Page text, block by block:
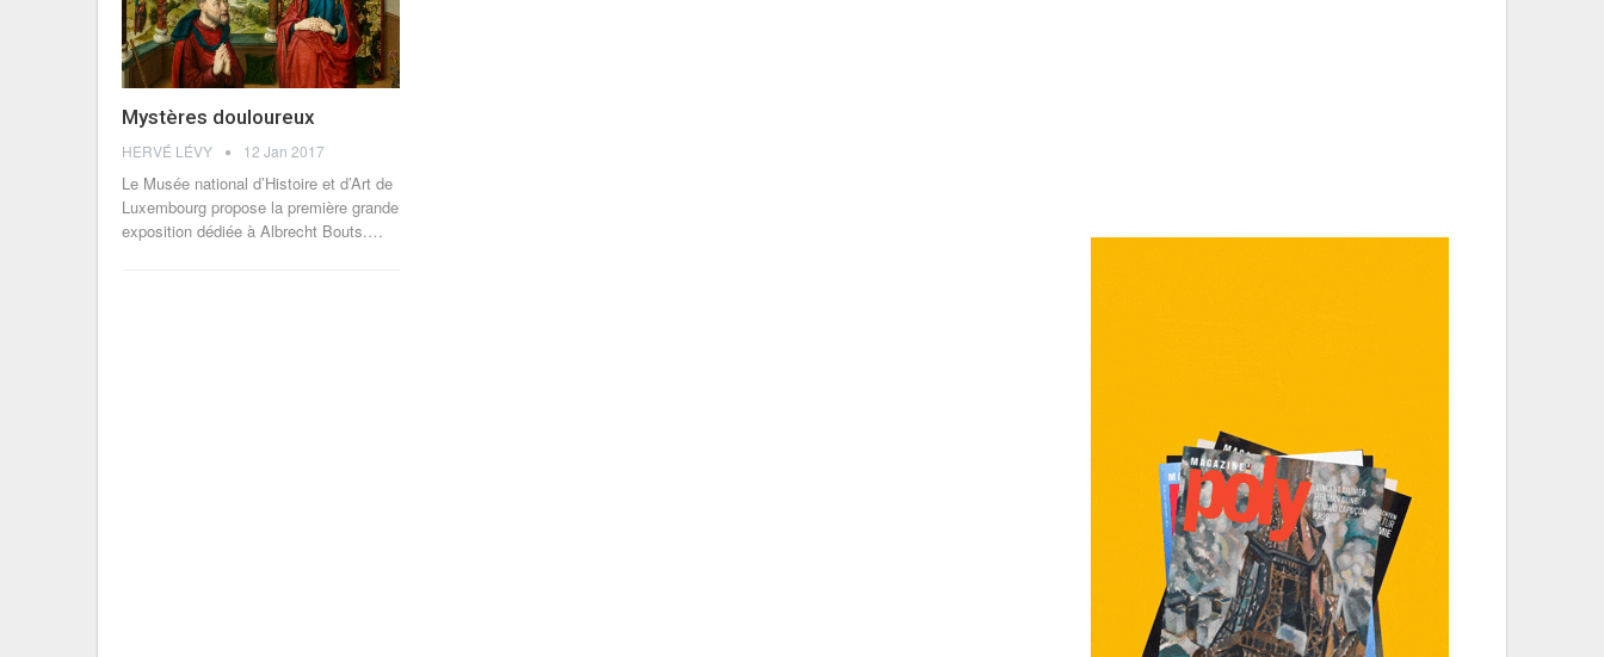
Mystères douloureux
HERVÉ LÉVY 12 Jan 2017
Le Musée national d’Histoire et d’Art de
Luxembourg propose la première grande
exposition dédiée à Albrecht Bouts.…